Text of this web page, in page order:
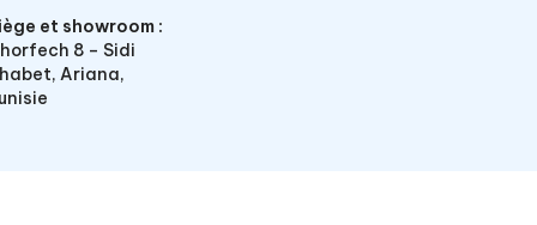
et showroom :
8 – Sidi
Ariana,